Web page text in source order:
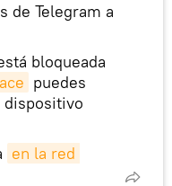
de Telegram a
bloqueada
puedes
dispositivo
en la red